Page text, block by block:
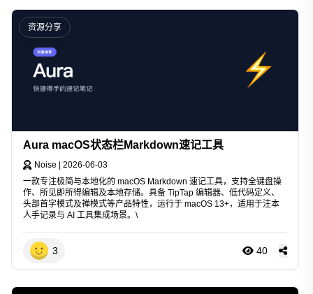
资源分享
Aura macOS状态栏Markdown速记工具
Noise
2026-06-03
一款专注极简与本地化的 macOS Markdown 速记工具，支持全键盘操
作、所见即所得编辑及本地存储。具备 TipTap 编辑器、低代码定义、
头部首字模式及禅模式等产品特性，运行于 macOS 13+，适用于注本
人手记录与 AI 工具集成场景。\
3 40